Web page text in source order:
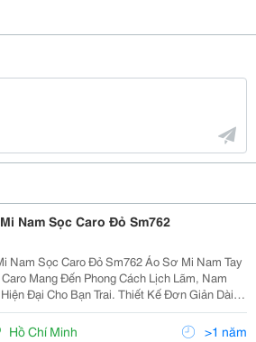
Nam Sọc Caro Đỏ Sm762
Sọc Caro Đỏ Sm762 Áo Sơ Mi Nam Tay
Mang Đến Phong Cách Lịch Lãm, Nam
Cho Bạn Trai. Thiết Kế Đơn Giản Dài
Nam Tạo Vẻ Ngoài Sang Trọng, Lịch Sự Đến
Công Sở. Áo Phối Sọc Caro Trẻ Trung, Thể Hi
Hồ Chí Minh >1 năm